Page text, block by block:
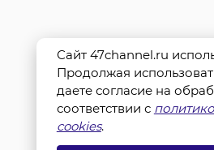
Сайт 47channel.ru
Продолжая
даете согласие на
соответствии с
cookies.